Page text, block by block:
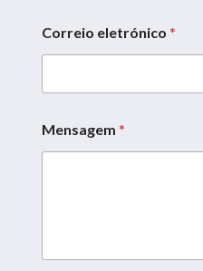
E
m
i
*
Correio eletrónico *
Mensagem *